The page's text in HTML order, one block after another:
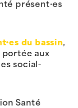
présent·es
du bassin,
aux
social-
Santé